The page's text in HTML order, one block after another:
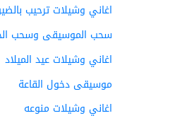
اغاني وشيلات ترحيب
سحب الموسيقى وسحب
اغاني وشيلات عيد الميلاد
موسيقى دخول القاعة
اغاني وشيلات منوعه